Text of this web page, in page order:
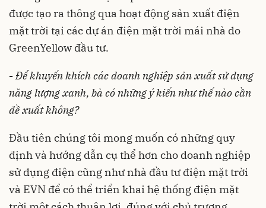
được tạo ra thông qua hoạt động sản xuất điện
mặt trời tại các dự án điện mặt trời mái nhà do
GreenYellow đầu tư.
-Để khuyến khích các doanh nghiệp sản xuất sử dụng
năng lượng xanh, bà có những ý kiến như thế nào cần
đề xuất không?
Đầu tiên chúng tôi mong muốn có những quy
định và hướng dẫn cụ thể hơn cho doanh nghiệp
sử dụng điện cũng như nhà đầu tư điện mặt trời
và EVN để có thể triển khai hệ thống điện mặt